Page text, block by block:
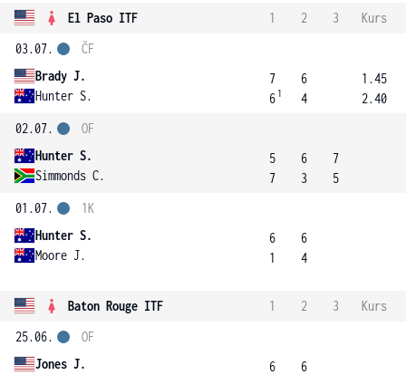
El Paso ITF 1 2 3
Kurs
03.07.
Brady J.
Hunter S.
ČF
7
6 1
6
4
1.45
2.40
02.07.
Hunter S.
Simmonds C.
OF
5
7
6
3
7
5
01.07.
Hunter S.
Moore J.
1K
6
1
6
4
Baton Rouge ITF 1 2 3
Kurs
25.06.
Jones J.
OF
6
6